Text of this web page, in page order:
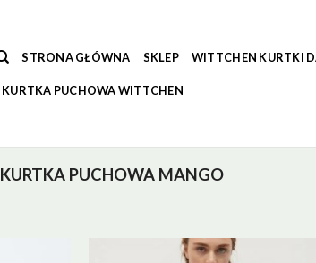
STRONA GŁÓWNA SKLEP WITTCHEN KURTKI
KURTKA PUCHOWA WITTCHEN
KURTKA PUCHOWA MANGO